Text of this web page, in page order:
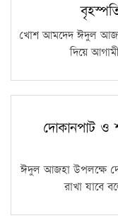
খোশ আমদেদ ঈদুল আজহা।
দিয়ে
দোকানপাট ও
ঈদুল আজহা উপলক্ষে
রাখা যাবে